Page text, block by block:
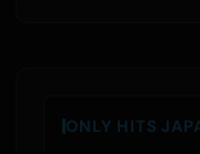
ONLY HITS